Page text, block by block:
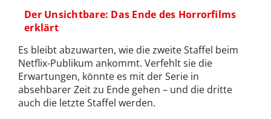
Der Unsichtbare: Das Ende des Horrorfilms
erklärt
Es bleibt abzuwarten, wie die zweite Staffel beim
Netflix-Publikum ankommt. Verfehlt sie die
Erwartungen, könnte es mit der Serie in
absehbarer Zeit zu Ende gehen – und die dritte
auch die letzte Staffel werden.